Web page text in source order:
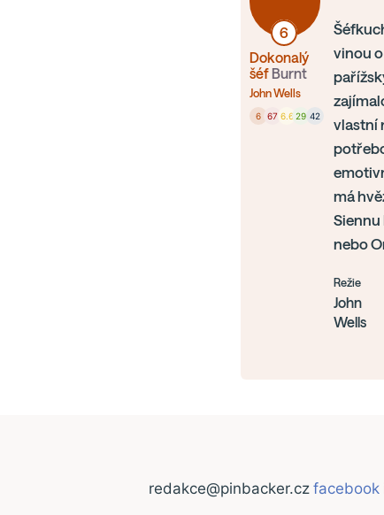
6
Dokonalý
šéf Burnt
John Wells
6 67 6.6 29 42
vinou
vlastní
má
Siennu
nebo
Režie
John
Wells
redakce@pinbacker.cz facebook